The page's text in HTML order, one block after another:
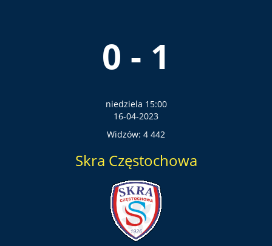
0 - 1
niedziela 15:00
16-04-2023
Widzów: 4 442
Skra Częstochowa